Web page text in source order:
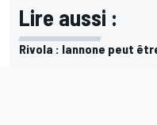
Lire aussi :
Rivola : Iannone peut